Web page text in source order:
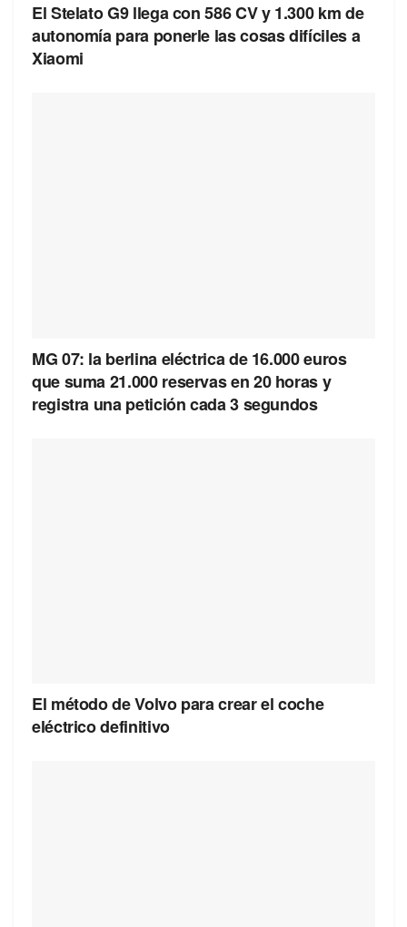
El Stelato G9 llega con 586 CV y 1.300 km de
autonomía para ponerle las cosas difíciles a
Xiaomi
MG 07: la berlina eléctrica de 16.000 euros
que suma 21.000 reservas en 20 horas y
registra una petición cada 3 segundos
El método de Volvo para crear el coche
eléctrico definitivo